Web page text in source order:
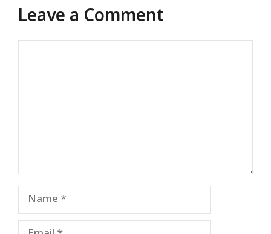
Leave a Comment
Name
Email